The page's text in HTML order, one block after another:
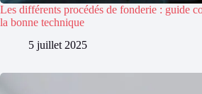
Les différents procédés de fonderie : guide
la bonne technique
5 juillet 2025